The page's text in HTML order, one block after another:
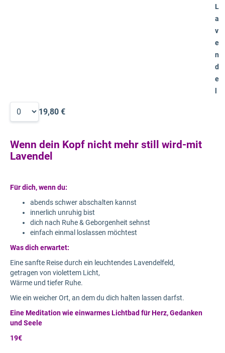
L
a
v
e
n
d
e
19,80 €
Wenn dein Kopf nicht mehr still wird-mit
Lavendel
Für dich, wenn du:
abends schwer abschalten kannst
innerlich unruhig bist
dich nach Ruhe & Geborgenheit sehnst
einfach einmal loslassen möchtest
Was dich erwartet:
Eine sanfte Reise durch ein leuchtendes Lavendelfeld,
getragen von violettem Licht,
Wärme und tiefer Ruhe.
Wie ein weicher Ort, an dem du dich halten lassen darfst.
Eine Meditation wie einwarmes Lichtbad für Herz, Gedanken
und Seele
19€